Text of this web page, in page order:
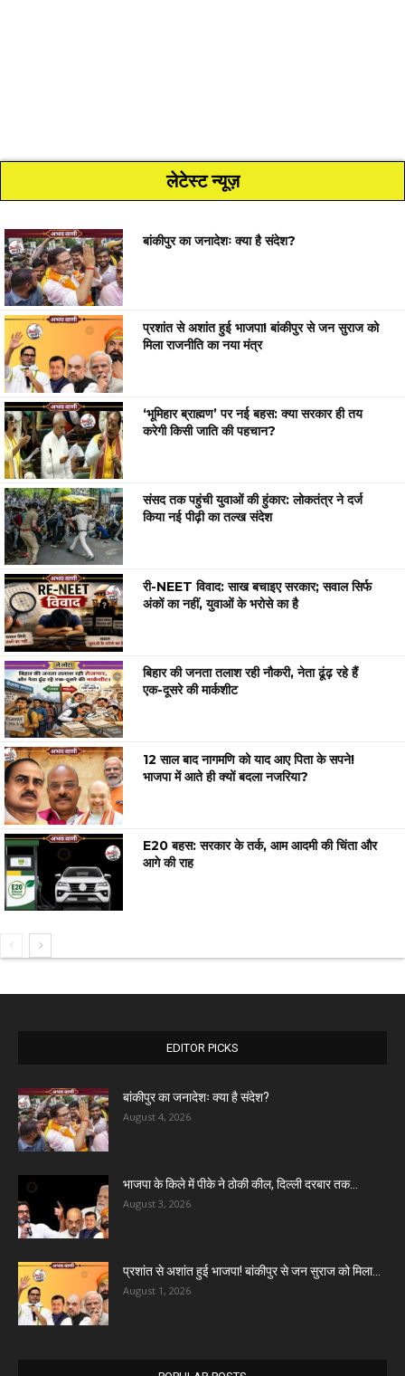
लेटेस्ट न्यूज़
बांकीपुर का जनादेशः क्या है संदेश?
प्रशांत से अशांत हुई भाजपा! बांकीपुर से जन सुराज को
मिला राजनीति का नया मंत्र
‘भूमिहार ब्राह्मण’ पर नई बहस: क्या सरकार ही तय
करेगी किसी जाति की पहचान?
संसद तक पहुंची युवाओं की हुंकार: लोकतंत्र ने दर्ज
किया नई पीढ़ी का तल्ख संदेश
री-NEET विवाद: साख बचाइए सरकार; सवाल सिर्फ
अंकों का नहीं, युवाओं के भरोसे का है
बिहार की जनता तलाश रही नौकरी, नेता ढूंढ़ रहे हैं
एक-दूसरे की मार्कशीट
12 साल बाद नागमणि को याद आए पिता के सपने!
भाजपा में आते ही क्यों बदला नजरिया?
E20 बहस: सरकार के तर्क, आम आदमी की चिंता और
आगे की राह
EDITOR PICKS
बांकीपुर का जनादेशः क्या है संदेश?
August 4, 2026
भाजपा के किले में पीके ने ठोकी कील, दिल्ली दरबार तक...
August 3, 2026
प्रशांत से अशांत हुई भाजपा! बांकीपुर से जन सुराज को मिला...
August 1, 2026